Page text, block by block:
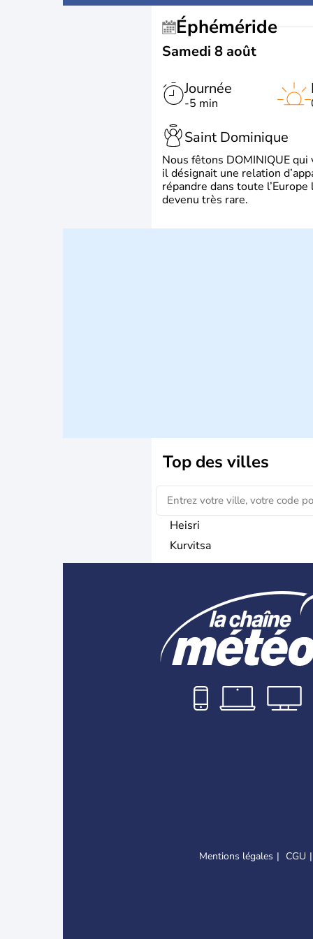
Éphéméride
Samedi 8 août
Journée
-5 min
Saint Dominique
Nous fêtons DOMINIQUE
il désignait une relation
répandre dans toute
devenu très rare.
Top des villes
Heisri
Kurvitsa
Mentions légales CGU